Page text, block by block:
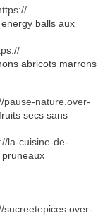
balls aux
abricots marrons
pause-nature.over-
secs sans
la-cuisine-de-
sucreetepices. over-